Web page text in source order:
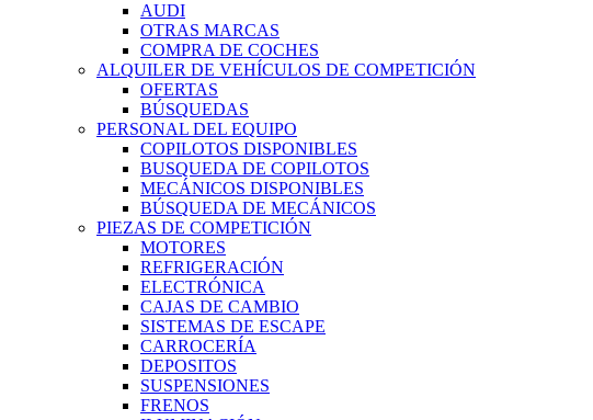
AUDI
OTRAS MARCAS
COMPRA DE COCHES
ALQUILER DE VEHÍCULOS DE COMPETICIÓN
OFERTAS
BÚSQUEDAS
PERSONAL DEL EQUIPO
COPILOTOS DISPONIBLES
BUSQUEDA DE COPILOTOS
MECÁNICOS DISPONIBLES
BÚSQUEDA DE MECÁNICOS
PIEZAS DE COMPETICIÓN
MOTORES
REFRIGERACIÓN
ELECTRÓNICA
CAJAS DE CAMBIO
SISTEMAS DE ESCAPE
CARROCERÍA
DEPOSITOS
SUSPENSIONES
FRENOS